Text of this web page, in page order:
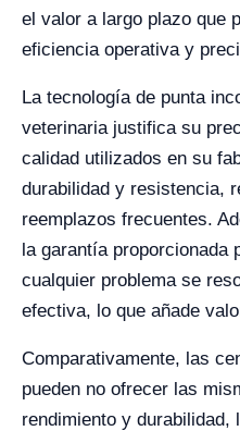
el valor a largo plazo que
eficiencia operativa y
La tecnología de punta
veterinaria justifica su
calidad utilizados en su
durabilidad y resistencia,
reemplazos frecuentes.
la garantía proporcionada
cualquier problema se
efectiva, lo que añade
Comparativamente, las
pueden no ofrecer las
rendimiento y durabilidad,